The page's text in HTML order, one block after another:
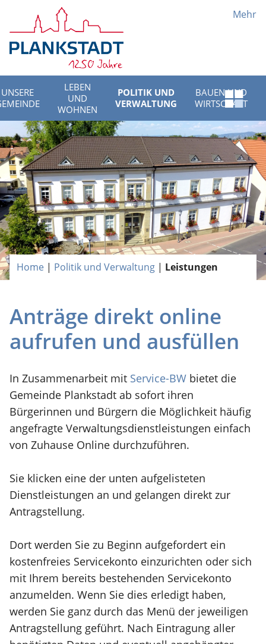
Mehr
UNSERE
LEBEN
UND
WOHNEN
POLITIK UND
VERWALTUNG
BAUEN UND
WIRTSCHAFT
Menü
öffnen
Home | Politik und Verwaltung | Leistungen
Anträge direkt online
aufrufen und ausfüllen
In Zusammenarbeit mit Service-BW bietet die
Gemeinde Plankstadt ab sofort ihren
Bürgerinnen und Bürgern die Möglichkeit häufig
angefragte Verwaltungsdienstleistungen einfach
von Zuhause Online durchzuführen.
Sie klicken eine der unten aufgelisteten
Dienstleistungen an und gelangen direkt zur
Antragstellung.
Dort werden Sie zu Beginn aufgefordert ein
kostenfreies Servicekonto einzurichten oder sich
mit Ihrem bereits bestehenden Servicekonto
anzumelden. Wenn Sie dies erledigt haben,
werden Sie ganz durch das Menü der jeweiligen
Antragstellung geführt. Nach Eintragung aller